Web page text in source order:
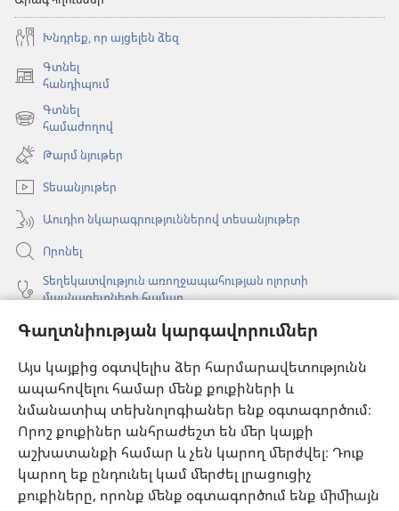
Գաղտնիության կարգավորումներ
Այս կայքից օգտվելիս ձեր հարմարավետությունն
ապահովելու համար մենք քուքիների և
նմանատիպ տեխնոլոգիաներ ենք օգտագործում։
Որոշ քուքիներ անհրաժեշտ են մեր կայքի
աշխատանքի համար և չեն կարող մերժվել։ Դուք
կարող եք ընդունել կամ մերժել լրացուցիչ
քուքիները, որոնք մենք օգտագործում ենք միմիայն
Խնդրեք, որ այցելեն ձեզ
Գտնել
հանդիպում
(բացվում
նոր
պատուհան)
Գտնել
համաժողով
(բացվում
նոր
պատուհան)
Թարմ նյութեր
Տեսանյութեր
Աուդիո նկարագրություններով տեսանյութեր
Որոնել
Տեղեկատվություն առողջապահության ոլորտի
մասնագետների համար
Գլոբալ հաղորդակցություն
Օգնություն
Նվիրատվություններ
(բացվում
է
նոր
պատուհան)
Դիտարանի ՕՆԼԱՅՆ ԳՐԱԴԱՐԱՆ
(բացվում
է
նոր
JW Hub
(բացվում